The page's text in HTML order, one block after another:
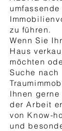
zu führen.
Wenn Sie
Haus
möchten
Suche
Ihnen
der Arbeit
von Know-
und